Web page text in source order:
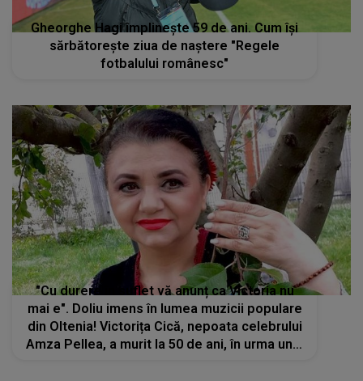
Gheorghe Hagi împlineşte 59 de ani. Cum îşi
sărbătoreşte ziua de naştere "Regele
fotbalului românesc"
"Cu durere în suflet vă anunț ca Victoria nu
mai e". Doliu imens în lumea muzicii populare
din Oltenia! Victorița Cică, nepoata celebrului
Amza Pellea, a murit la 50 de ani, în urma unei